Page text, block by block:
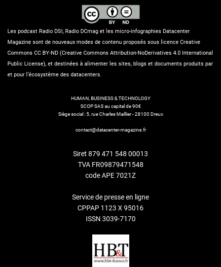
Les podcast Radio DSI, Radio DCmag et les micro-infographies Datacenter
Magazine sont de nouveaux modes de contenu proposés sous licence Creative
Commons CC BY-ND (Creative Commons Attribution-NoDerivatives 4.0 International
Public License), et destinées à alimenter les sites, blogs et documents produits par
et pour l’écosystème des datacenters.
HUMAN, BUSINESS & TECHNOLOGY
SCOP SAS au capital de 90€
Siège social : 5, rue Charles Maillier - 28100 Dreux
contact@datacenter-magazine.fr
Siret 879 471 548 00013
TVA FR09879471548
code APE 7021Z
Service de presse en ligne
CPPAP 1123 X 95016
ISSN 3039-7170